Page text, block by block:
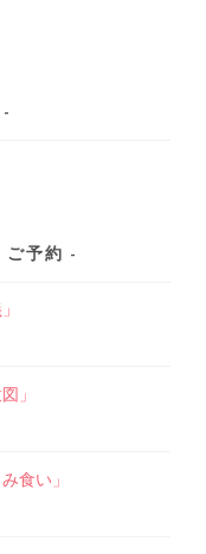
ご予約
」
食い」